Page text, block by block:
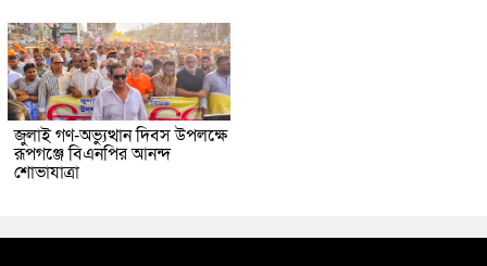
জুলাই গণ-অভ্যুত্থান দিবস উপলক্ষে
রূপগঞ্জে বিএনপির আনন্দ
শোভাযাত্রা